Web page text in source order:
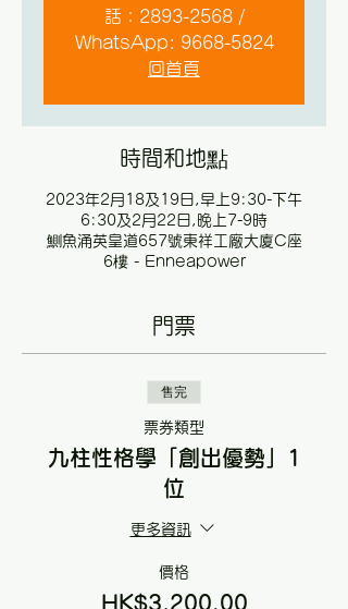
話：2893-2568 /
WhatsApp: 9668-5824
回首頁
時間和地點
2023年2月18及19日,早上9:30-下午
6:30及2月22日,晚上7-9時
鰂魚涌英皇道657號東祥工廠大廈C座
6樓 - Enneapower
門票
售完
票券類型
九柱性格學「創出優勢」1
位
更多資訊
價格
HK$3,200.00